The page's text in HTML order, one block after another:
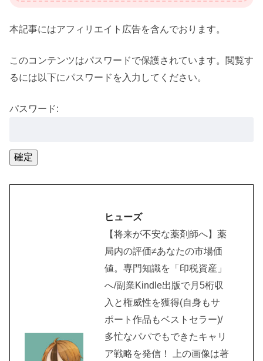
本記事にはアフィリエイト広告を含んでおります。
このコンテンツはパスワードで保護されています。閲覧す
るには以下にパスワードを入力してください。
パスワード:
ヒューズ
【将来が不安な薬剤師へ】薬
局内の評価≠あなたの市場価
値。専門知識を「印税資産」
へ/副業Kindle出版で月5桁収
入と権威性を獲得(自身もサ
ポート作品もベストセラー)/
多忙なパパでもできたキャリ
ア戦略を発信！ 上の画像は著